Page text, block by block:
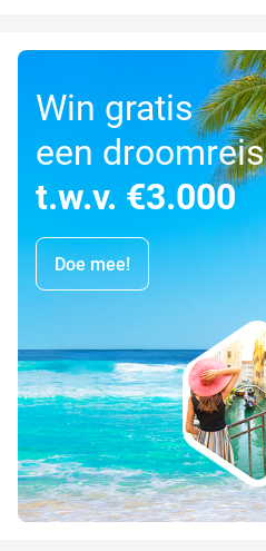
Win gratis
een droomreis
t.w.v. €3.000
Doe mee!